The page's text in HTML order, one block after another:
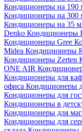
Кондиционеры на 190
Кондиционеры на 300
Кондиционеры на 35
Denko Кондиционеры
Кондиционеры Gree
Midea Кондиционеры
Кондиционеры Zerten
ONE AIR
Кондиционеры для
офиса Кондиционеры
Кондиционеры для
Кондиционеры в
Кондиционеры для
Кондиционеры для